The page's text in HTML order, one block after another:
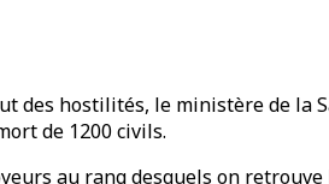
hostilités, le ministère de la
de 1200 civils.
au rang desquels on retrouve